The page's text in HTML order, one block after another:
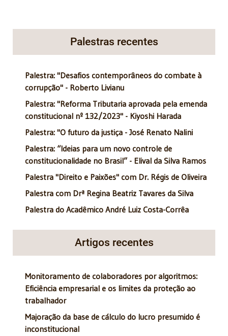
Palestras recentes
Palestra: "Desafios contemporâneos do combate à
corrupção" - Roberto Livianu
Palestra: "Reforma Tributaria aprovada pela emenda
constitucional nº 132/2023" - Kiyoshi Harada
Palestra: "O futuro da justiça - José Renato Nalini
Palestra: “Ideias para um novo controle de
constitucionalidade no Brasil” - Elival da Silva Ramos
Palestra "Direito e Paixões" com Dr. Régis de Oliveira
Palestra com Drª Regina Beatriz Tavares da Silva
Palestra do Acadêmico André Luiz Costa-Corrêa
Artigos recentes
Monitoramento de colaboradores por algoritmos:
Eficiência empresarial e os limites da proteção ao
trabalhador
Majoração da base de cálculo do lucro presumido é
inconstitucional